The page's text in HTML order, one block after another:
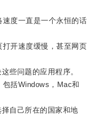
度一直是一个永恒的话
开速度缓慢，甚至网页
问题的应用程序。
括Windows，Mac和
自己所在的国家和地